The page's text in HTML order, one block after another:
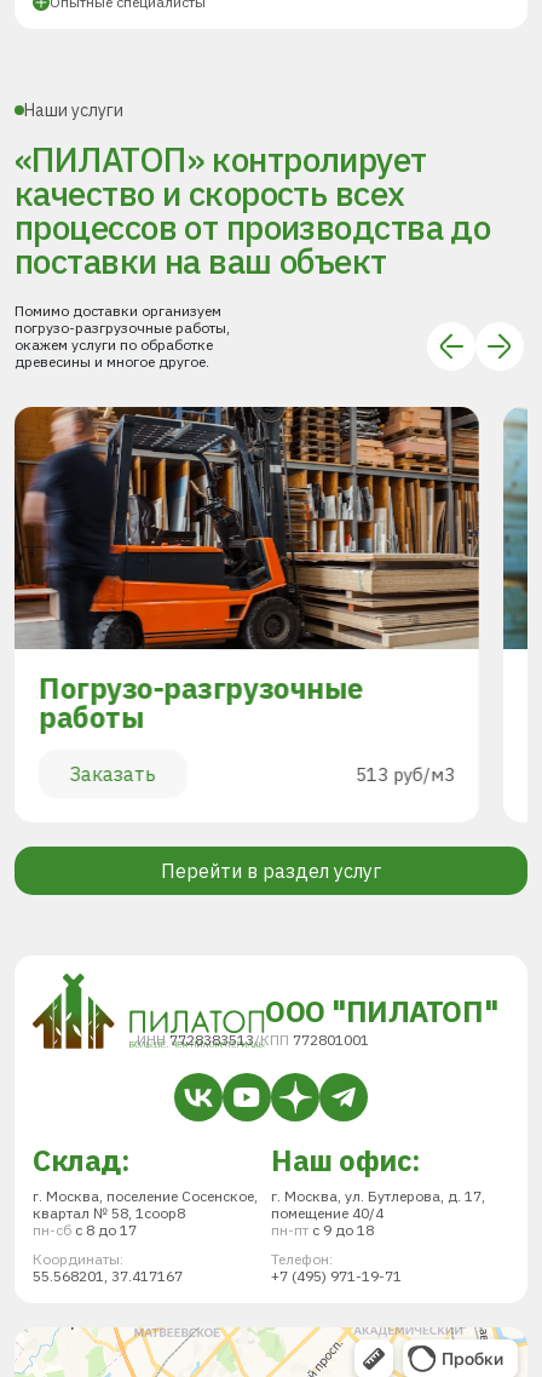
Наши услуги
«ПИЛАТОП» контролирует
качество и скорость всех
процессовот производства до
поставки на ваш объект
Помимо доставки организуем
погрузо-разгрузочные работы,
окажем услуги по обработке
древесины и многое другое.
Погрузо-разгрузочные
работы
Заказать 513 руб/м3
Перейти в раздел услуг
ООО "ПИЛАТОП"
ИНН 7728383513/КПП 772801001
Склад:
г. Москва, поселение Сосенское,
квартал № 58, 1соор8
пн-сб с 8 до 17
Координаты:
55.568201, 37.417167
Наш офис:
г. Москва, ул. Бутлерова, д. 17,
помещение 40/4
пн-пт с 9 до 18
Телефон:
+7 (495) 971-19-71